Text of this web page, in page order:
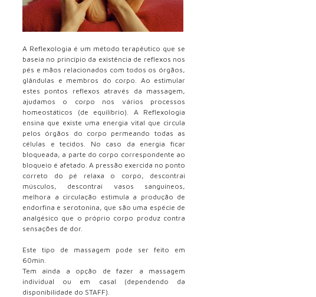
A Reflexologia é um método terapêutico que se
baseia no princípio da existência de reflexos nos
pés e mãos relacionados com todos os órgãos,
glândulas e membros do corpo. Ao estimular
estes pontos reflexos através da massagem,
ajudamos o corpo nos vários processos
homeostáticos (de equilíbrio). A Reflexologia
ensina que existe uma energia vital que circula
pelos órgãos do corpo permeando todas as
células e tecidos. No caso da energia ficar
bloqueada, a parte do corpo correspondente ao
bloqueio é afetado. A pressão exercida no ponto
correto do pé relaxa o corpo, descontrai
músculos, descontrai vasos sanguíneos,
melhora a circulação estimula a produção de
endorfina e serotonina, que são uma espécie de
analgésico que o próprio corpo produz contra
sensações de dor.
Este tipo de massagem pode ser feito em
60min.
Tem ainda a opção de fazer a massagem
individual ou em casal (dependendo da
disponibilidade do STAFF).